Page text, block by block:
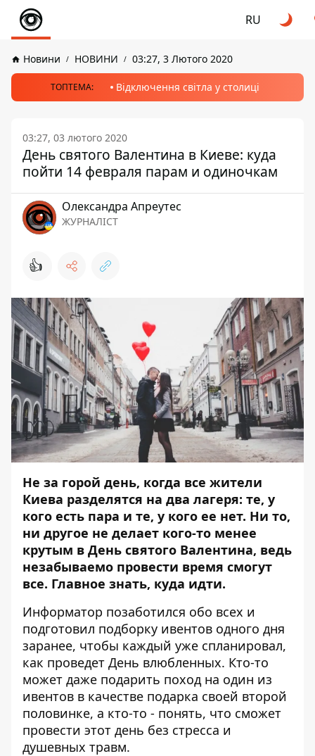
RU
Новини НОВИНИ 03:27, 3 Лютого 2020
ТОПТЕМА: Відключення світла у столиці
03:27, 03 лютого 2020
День святого Валентина в Киеве: куда
пойти 14 февраля парам и одиночкам
Олександра Апреутес
ЖУРНАЛІСТ
👍
Не за горой день, когда все жители
Киева разделятся на два лагеря: те, у
кого есть пара и те, у кого ее нет. Ни то,
ни другое не делает кого-то менее
крутым в День святого Валентина, ведь
незабываемо провести время смогут
все. Главное знать, куда идти.
Информатор позаботился обо всех и
подготовил подборку ивентов одного дня
заранее, чтобы каждый уже спланировал,
как проведет День влюбленных. Кто-то
может даже подарить поход на один из
ивентов в качестве подарка своей второй
половинке, а кто-то - понять, что сможет
провести этот день без стресса и
душевных травм.